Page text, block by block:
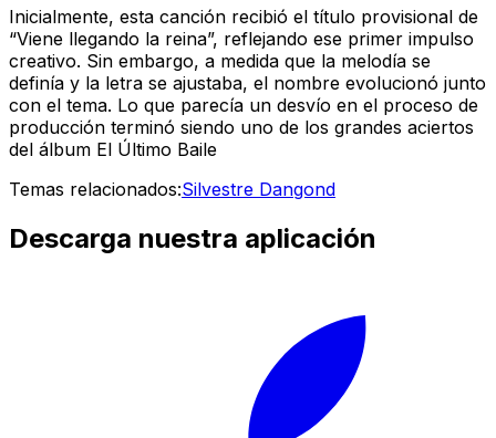
Inicialmente, esta canción recibió el título provisional de
“Viene llegando la reina”, reflejando ese primer impulso
creativo. Sin embargo, a medida que la melodía se
definía y la letra se ajustaba, el nombre evolucionó junto
con el tema. Lo que parecía un desvío en el proceso de
producción terminó siendo uno de los grandes aciertos
del álbum El Último Baile
Temas relacionados:Silvestre Dangond
Descarga nuestra aplicación